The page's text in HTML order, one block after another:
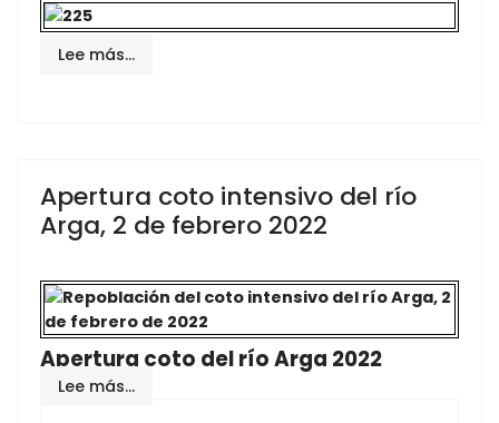
Lee más…
Apertura coto intensivo del río
Arga, 2 de febrero 2022
Apertura coto del río Arga 2022
Lee más…